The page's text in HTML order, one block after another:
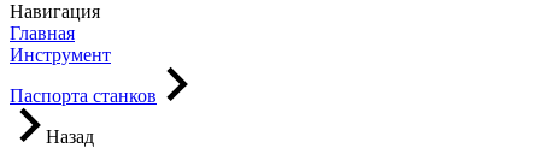
Навигация
Главная
Инструмент
Паспорта станков
Назад